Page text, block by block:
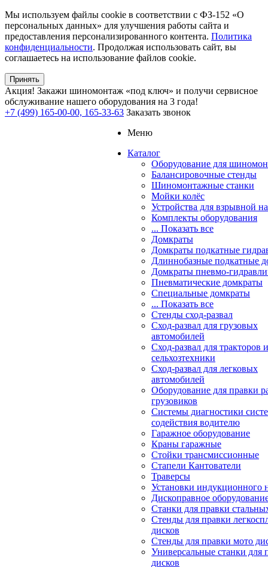
Мы используем файлы cookie в соответствии с ФЗ-152 «О
персональных данных» для улучшения работы сайта и
предоставления персонализированного контента. Политика
конфиденциальности. Продолжая использовать сайт, вы
соглашаетесь на использование файлов cookie.
Принять
Акция! Закажи шиномонтаж «под ключ» и получи сервисное
обслуживание нашего оборудования на 3 года!
+7 (499) 165-00-00, 165-33-63 Заказать звонок
Меню
Каталог
Оборудование для
Балансировочные стенды
Шиномонтажные станки
Мойки колёс
Устройства для взрывной
Комплекты оборудования
... Показать все
Домкраты
Домкраты подкатные
Длиннобазные подкатные
Домкраты пневмо-
Пневматические домкраты
Специальные домкраты
... Показать все
Стенды сход-развал
Сход-развал для грузовых
автомобилей
Сход-развал для тракторов и
сельхозтехники
Сход-развал для легковых
автомобилей
Оборудование для правки
грузовиков
Системы диагностики
содействия водителю
Гаражное оборудование
Краны гаражные
Стойки трансмиссионные
Стапели Кантователи
Траверсы
Установки индукционного
Дископравное
Станки для правки
Стенды для правки
дисков
Стенды для правки мото
Универсальные станки для
дисков